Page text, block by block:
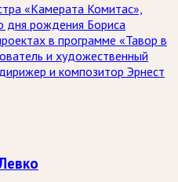
«Камерата Комитас»,
дня рождения Бориса
в программе «Тавор в
и художественный
и композитор Эрнест